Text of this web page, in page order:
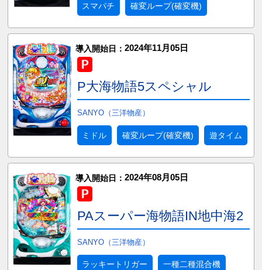
スマパチ 確変ループ(確変機)
導入開始日： 2024年11月05日
P大海物語5スペシャル
SANYO（三洋物産）
ミドル 確変ループ(確変機) 遊タイム
導入開始日： 2024年08月05日
PAスーパー海物語IN地中海2
SANYO（三洋物産）
ラッキートリガー 一種二種混合機